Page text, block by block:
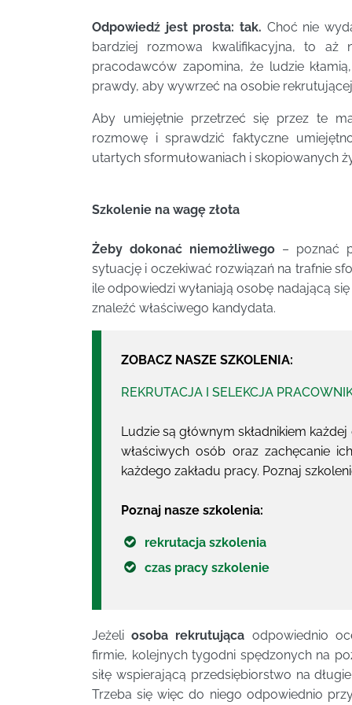
Odpowiedź jest prosta: tak. Choć nie
bardziej rozmowa kwalifikacyjna, to
pracodawców zapomina, że ludzie
prawdy, aby wywrzeć na osobie
Aby umiejętnie przetrzeć się przez te
rozmowę i sprawdzić faktyczne
utartych sformułowaniach i skopiowanych
Szkolenie na wagę złota
Żeby dokonać niemożliwego – poznać
sytuację i oczekiwać rozwiązań na trafnie
ile odpowiedzi wyłaniają osobę nadającą
znaleźć właściwego kandydata.
ZOBACZ NASZE SZKOLENIA:
REKRUTACJA I SELEKCJA
Ludzie są głównym składnikiem
właściwych osób oraz zachęcanie
każdego zakładu pracy. Poznaj
Poznaj nasze szkolenia:
rekrutacja szkolenia
czas pracy szkolenie
Jeżeliosoba rekrutująca odpowiednio
firmie, kolejnych tygodni spędzonych na
siłę wspierającą przedsiębiorstwo na
Trzeba się więc do niego odpowiednio